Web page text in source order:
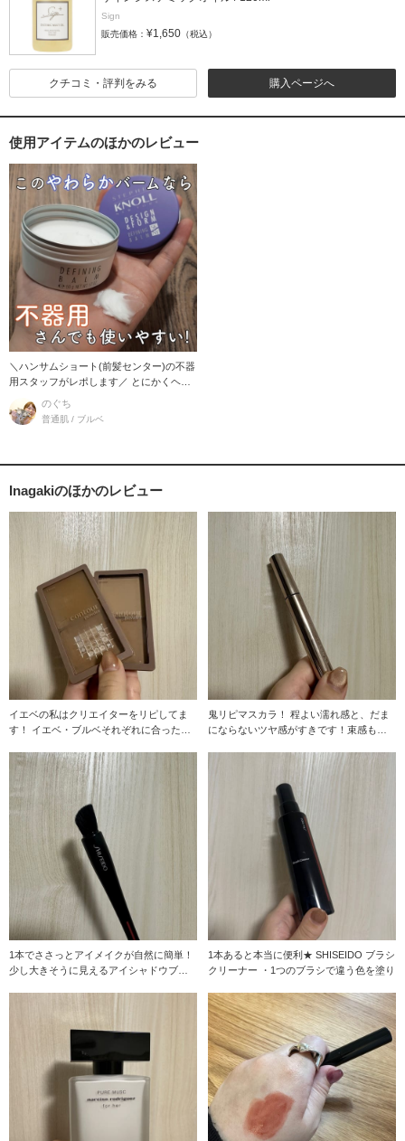
Sign
販売価格： ¥1,650 （税込）
購入ページへ
クチコミ・評判をみる
使用アイテムのほかのレビュー
＼ハンサムショート(前髪センター)の不器
用スタッフがレポします／ とにかくヘア
のぐち
普通肌 / ブルベ
Inagakiのほかのレビュー
イエベの私はクリエイターをリピしてま
す！ イエベ・ブルベそれぞれに合った色
鬼リピマスカラ！ 程よい濡れ感と、だま
にならないツヤ感がすきです！束感も自
1本でささっとアイメイクが自然に簡単！
少し大きそうに見えるアイシャドウブラ
1本あると本当に便利★ SHISEIDO ブラシ
クリーナー ・1つのブラシで違う色を塗り